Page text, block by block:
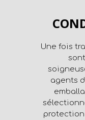
Une fois
agents